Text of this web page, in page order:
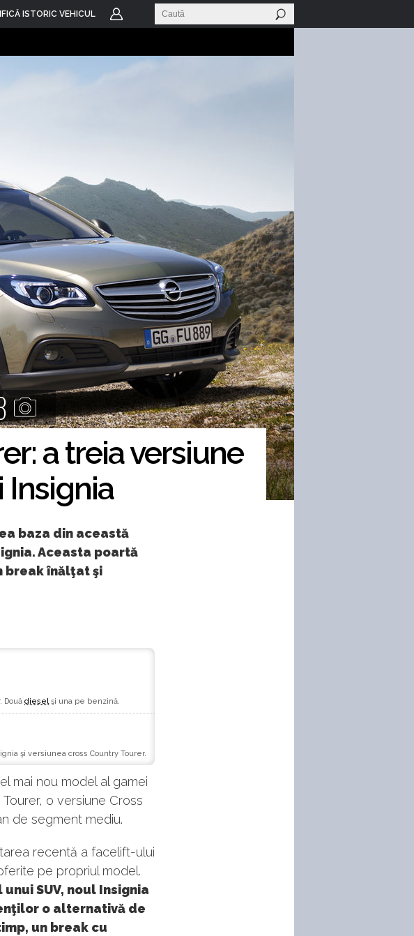
ISTORIC VEHICUL
a treia versiune
Insignia
baza din această
Aceasta poartă
break înălţat şi
Două dieselşi una pe benzină.
şi versiunea cross Country Tourer.
mai nou model al gamei
o versiune Cross
de segment mediu.
recentă a facelift-ului
pe propriul model.
SUV, noul Insignia
o alternativă de
un break cu